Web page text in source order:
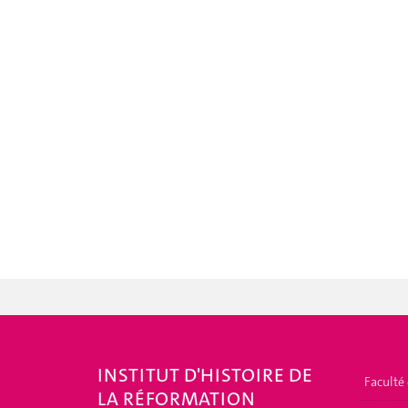
INSTITUT D'HISTOIRE DE
LA RÉFORMATION
Faculté